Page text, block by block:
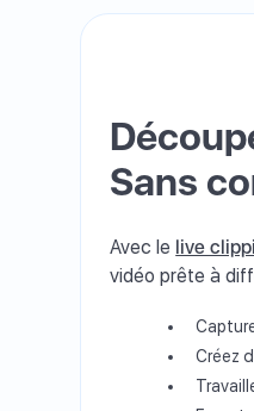
Sans
Avec le live
vidéo prête à
Créez